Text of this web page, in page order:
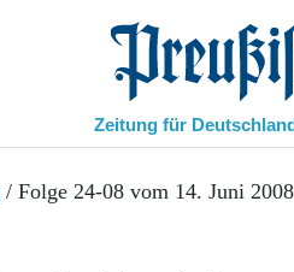
Preußische Allgemeine
Zeitung für
/ Folge 24-08 vom 14. Juni 2008